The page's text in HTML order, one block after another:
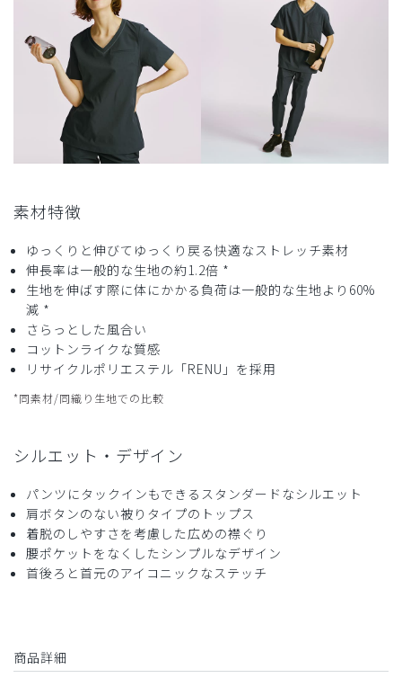
素材特徴
ゆっくりと伸びてゆっくり戻る快適なストレッチ素材
伸長率は一般的な生地の約1.2倍 *
生地を伸ばす際に体にかかる負荷は一般的な生地より60%
減 *
さらっとした風合い
コットンライクな質感
リサイクルポリエステル「RENU」を採用
*同素材/同織り生地での比較
シルエット・デザイン
パンツにタックインもできるスタンダードなシルエット
肩ボタンのない被りタイプのトップス
着脱のしやすさを考慮した広めの襟ぐり
腰ポケットをなくしたシンプルなデザイン
首後ろと首元のアイコニックなステッチ
商品詳細